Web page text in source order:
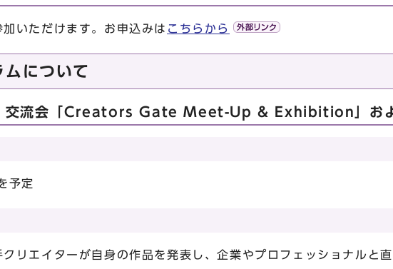
加いただけます。お申込みは こちらから
ムについて
交流会「Creators Gate Meet-Up & Exhibition」およ
予定
リエイターが自身の作品を発表し、企業やプロフェッショナルと